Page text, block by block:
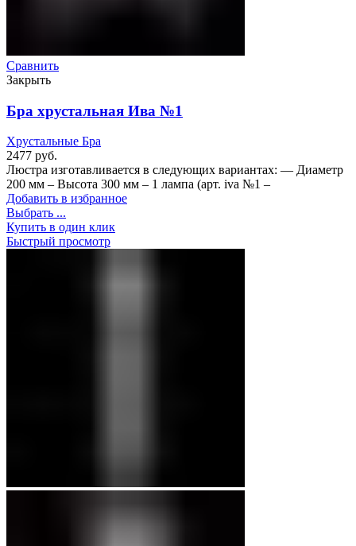
Сравнить
Закрыть
Бра хрустальная Ива №1
Хрустальные Бра
2477 руб.
Люстра изготавливается в следующих вариантах: — Диаметр
200 мм – Высота 300 мм – 1 лампа (арт. iva №1 –
Добавить в избранное
Выбрать ...
Купить в один клик
Быстрый просмотр